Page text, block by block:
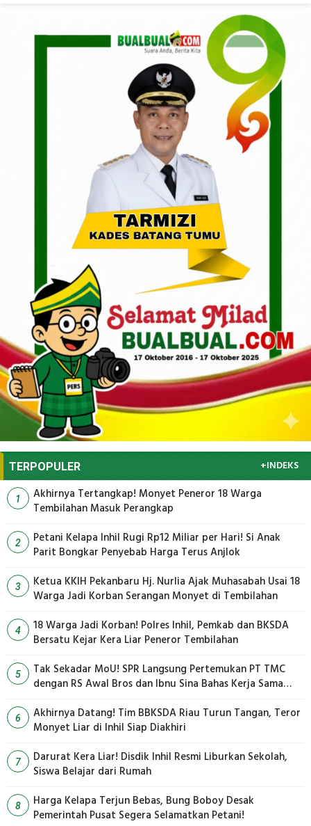
TERPOPULER +INDEKS
1
Akhirnya Tertangkap! Monyet Peneror 18 Warga
Tembilahan Masuk Perangkap
2
Petani Kelapa Inhil Rugi Rp12 Miliar per Hari! Si Anak
Parit Bongkar Penyebab Harga Terus Anjlok
3
Ketua KKIH Pekanbaru Hj. Nurlia Ajak Muhasabah Usai 18
Warga Jadi Korban Serangan Monyet di Tembilahan
4
18 Warga Jadi Korban! Polres Inhil, Pemkab dan BKSDA
Bersatu Kejar Kera Liar Peneror Tembilahan
5
Tak Sekadar MoU! SPR Langsung Pertemukan PT TMC
dengan RS Awal Bros dan Ibnu Sina Bahas Kerja Sama
6
Akhirnya Datang! Tim BBKSDA Riau Turun Tangan, Teror
Monyet Liar di Inhil Siap Diakhiri
7
Darurat Kera Liar! Disdik Inhil Resmi Liburkan Sekolah,
Siswa Belajar dari Rumah
8
Harga Kelapa Terjun Bebas, Bung Boboy Desak
Pemerintah Pusat Segera Selamatkan Petani!